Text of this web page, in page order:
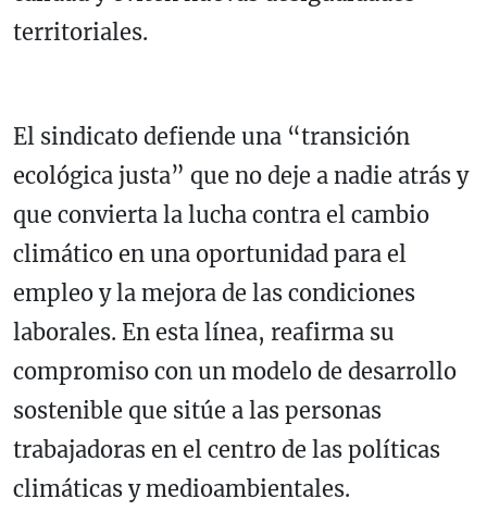
territoriales.
El sindicato defiende una “transición
ecológica justa” que no deje a nadie atrás y
que convierta la lucha contra el cambio
climático en una oportunidad para el
empleo y la mejora de las condiciones
laborales. En esta línea, reafirma su
compromiso con un modelo de desarrollo
sostenible que sitúe a las personas
trabajadoras en el centro de las políticas
climáticas y medioambientales.